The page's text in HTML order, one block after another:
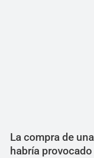
La compra de
habría